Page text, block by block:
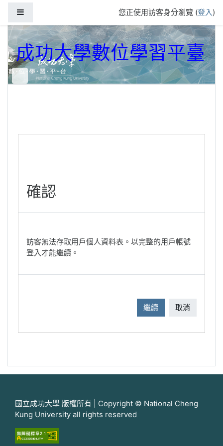
您正使用訪客身分瀏覽 (登入)
成功大學數位學習平臺
確認
訪客無法存取用戶個人資料表。以完整的用戶帳號
登入才能繼續。
繼續 取消
國立成功大學 版權所有 | Copyright © National Cheng
Kung University all rights reserved